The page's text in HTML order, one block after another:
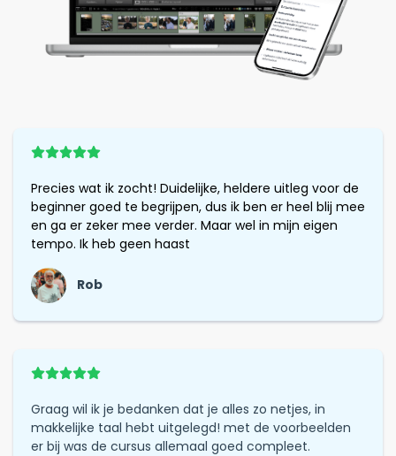
Precies wat ik zocht! Duidelijke, heldere uitleg voor de
beginner goed te begrijpen, dus ik ben er heel blij mee
en ga er zeker mee verder. Maar wel in mijn eigen
tempo. Ik heb geen haast
Rob
Graag wil ik je bedanken dat je alles zo netjes, in
makkelijke taal hebt uitgelegd! met de voorbeelden
er bij was de cursus allemaal goed compleet.